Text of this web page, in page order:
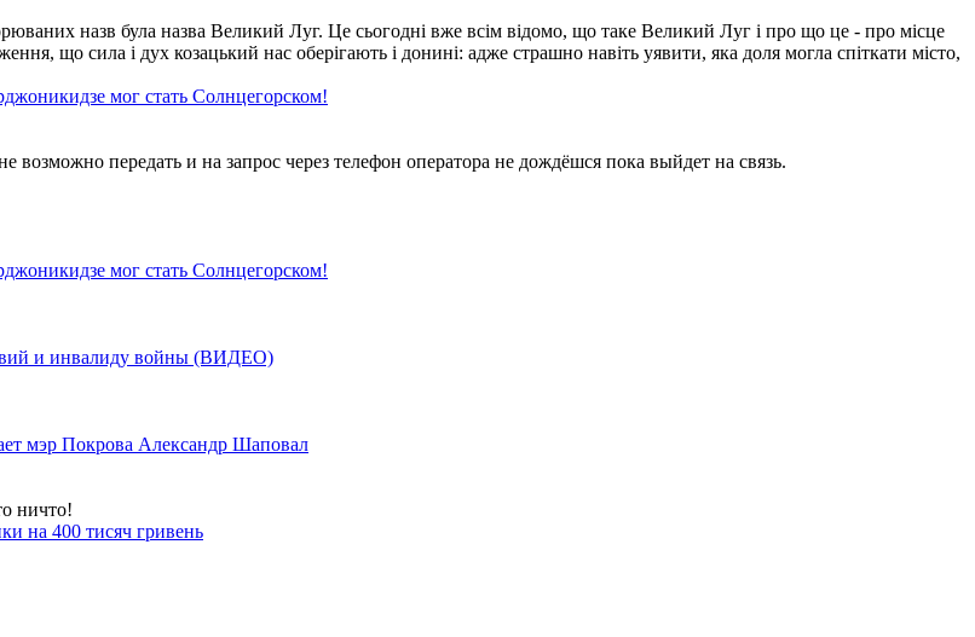
назв була назва Великий Луг. Це сьогодні вже всім відомо, що таке Великий Луг і про що це - про місце
що сила і дух козацький нас оберігають і донині: адже страшно навіть уявити, яка доля могла спіткати місто,
мог стать Солнцегорском!
передать и на запрос через телефон оператора не дождёшся пока выйдет на связь.
мог стать Солнцегорском!
и инвалиду войны (ВИДЕО)
мэр Покрова Александр Шаповал
ничто!
на 400 тисяч гривень